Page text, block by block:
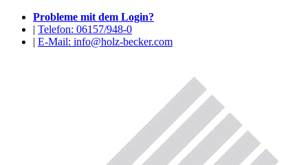
Probleme mit dem Login?
| Telefon: 06157/948-0
| E-Mail: info@holz-becker.com